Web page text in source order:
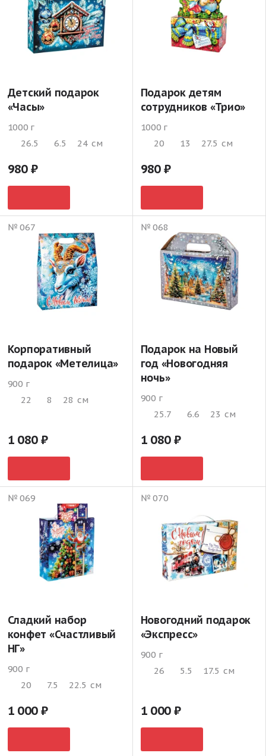
Детский подарок
«Часы»
1000 г
26.5
6.5 24 см
980
Подарок детям
сотрудников «Трио»
1000 г
20
13 27.5 см
980
№ 067
Корпоративный
подарок «Метелица»
900 г
22
8 28 см
1 080
№ 068
Подарок на Новый
год «Новогодняя
ночь»
900 г
25.7
6.6 23 см
1 080
№ 069
Сладкий набор
конфет «Счастливый
НГ»
900 г
20
7.5 22.5 см
1 000
№ 070
Новогодний подарок
«Экспресс»
900 г
26
5.5 17.5 см
1 000